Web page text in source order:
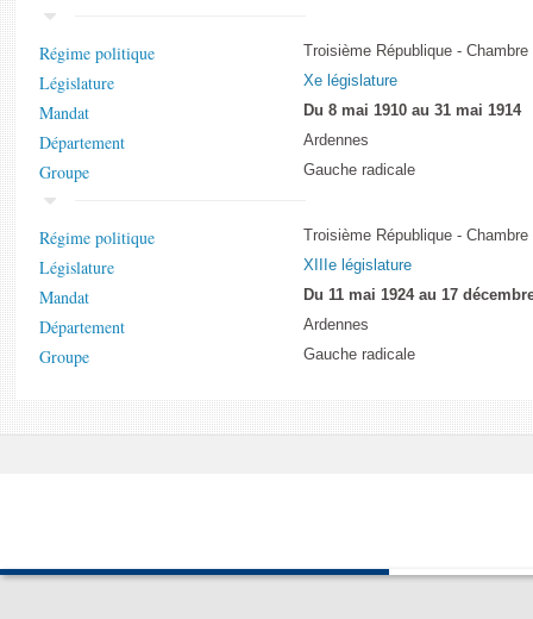
Régime politique Troisième République -
Législature Xe législature
Mandat Du 8 mai 1910 au 31 mai 1914
Département Ardennes
Groupe Gauche radicale
Régime politique Troisième République -
Législature XIIIe législature
Mandat Du 11 mai 1924 au 17
Département Ardennes
Groupe Gauche radicale